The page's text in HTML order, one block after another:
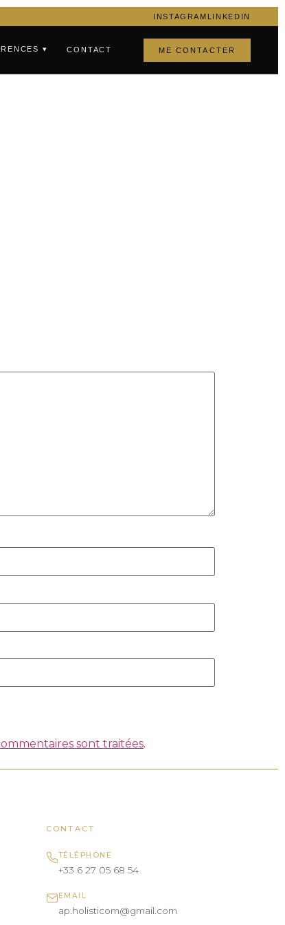
INSTAGRAM LINKEDIN
▾ CONTACT ME CONTACTER
sont traitées.
CONTACT
TÉLÉPHONE
+33 6 27 05 68 54
EMAIL
ap.holisticom@gmail.com